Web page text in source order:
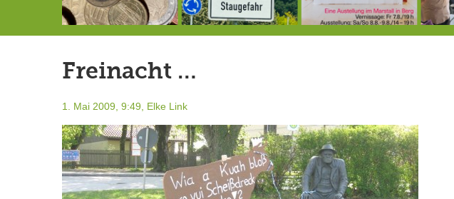
Freinacht …
1. Mai 2009, 9:49, Elke Link